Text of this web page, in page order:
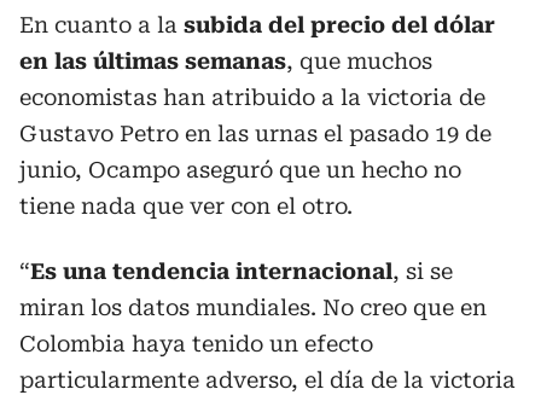
En cuanto a la subida del precio del dólar
en las últimas semanas, que muchos
economistas han atribuido a la victoria de
Gustavo Petro en las urnas el pasado 19 de
junio, Ocampo aseguró que un hecho no
tiene nada que ver con el otro.
“Es una tendencia internacional, si se
miran los datos mundiales. No creo que en
Colombia haya tenido un efecto
particularmente adverso, el día de la victoria